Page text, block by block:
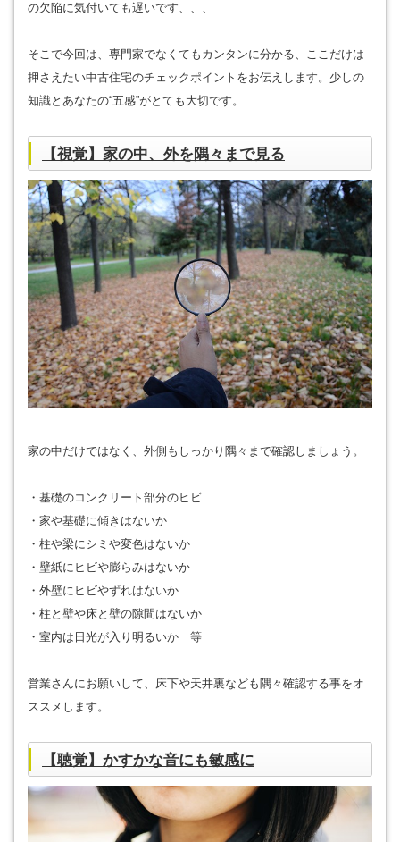
の欠陥に気付いても遅いです、、、
そこで今回は、専門家でなくてもカンタンに分かる、ここだけは
押さえたい中古住宅のチェックポイントをお伝えします。少しの
知識とあなたの“五感”がとても大切です。
【視覚】家の中、外を隅々まで見る
家の中だけではなく、外側もしっかり隅々まで確認しましょう。
・基礎のコンクリート部分のヒビ
・家や基礎に傾きはないか
・柱や梁にシミや変色はないか
・壁紙にヒビや膨らみはないか
・外壁にヒビやずれはないか
・柱と壁や床と壁の隙間はないか
・室内は日光が入り明るいか 等
営業さんにお願いして、床下や天井裏なども隅々確認する事をオ
ススメします。
【聴覚】かすかな音にも敏感に